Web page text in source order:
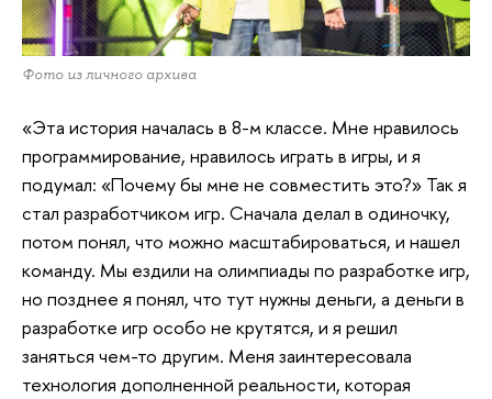
Фото из личного архива
«Эта история началась в 8-м классе. Мне нравилось
программирование, нравилось играть в игры, и я
подумал: «Почему бы мне не совместить это?» Так я
стал разработчиком игр. Сначала делал в одиночку,
потом понял, что можно масштабироваться, и нашел
команду. Мы ездили на олимпиады по разработке игр,
но позднее я понял, что тут нужны деньги, а деньги в
разработке игр особо не крутятся, и я решил
заняться чем-то другим. Меня заинтересовала
технология дополненной реальности, которая